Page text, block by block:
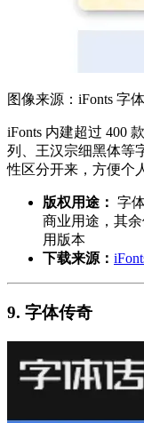
图像来源：iFonts 字
iFonts 内建超过 400
列、王汉宗细黑体等
性区分开来，方便个
版权用途： 字
商业用途，其
用版本
下载来源：
9. 字体传奇